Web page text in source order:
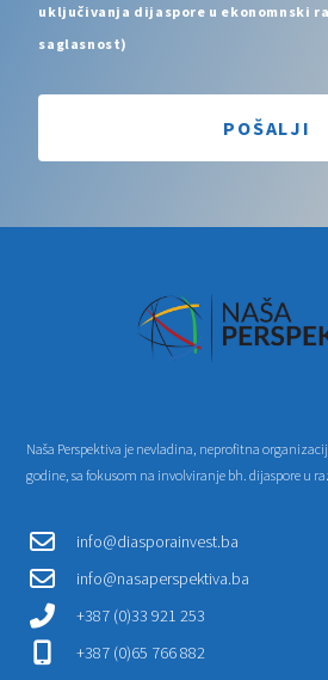
uključivanja dijaspore u ekonomnski
saglasnost)
POŠALJI
Naša Perspektiva je nevladina, neprofitna
godine, sa fokusom na involviranje bh. dijaspore u
info@diasporainvest.ba
info@nasaperspektiva.ba
+387 (0)33 921 253
+387 (0)65 766 882